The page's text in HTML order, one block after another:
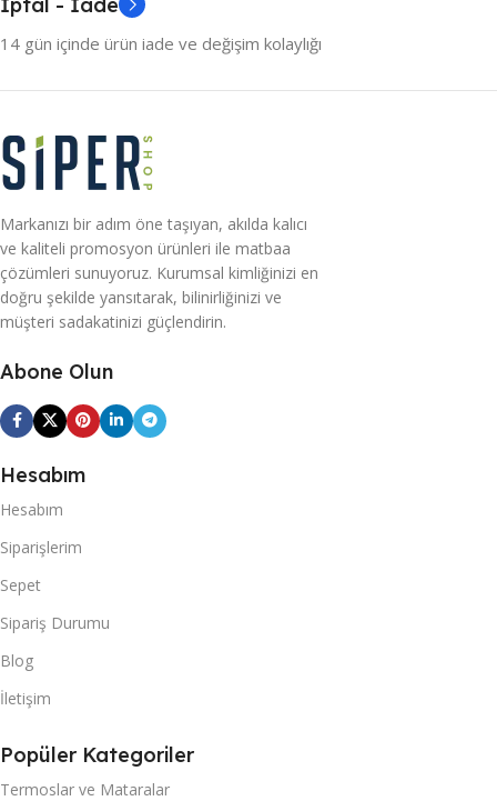
14 gün içinde ürün iade ve değişim kolaylığı
Markanızı bir adım öne taşıyan, akılda kalıcı
ve kaliteli promosyon ürünleri ile matbaa
çözümleri sunuyoruz. Kurumsal kimliğinizi en
doğru şekilde yansıtarak, bilinirliğinizi ve
müşteri sadakatinizi güçlendirin.
Abone Olun
Hesabım
Hesabım
Siparişlerim
Sepet
Sipariş Durumu
Blog
İletişim
Popüler Kategoriler
Termoslar ve Mataralar